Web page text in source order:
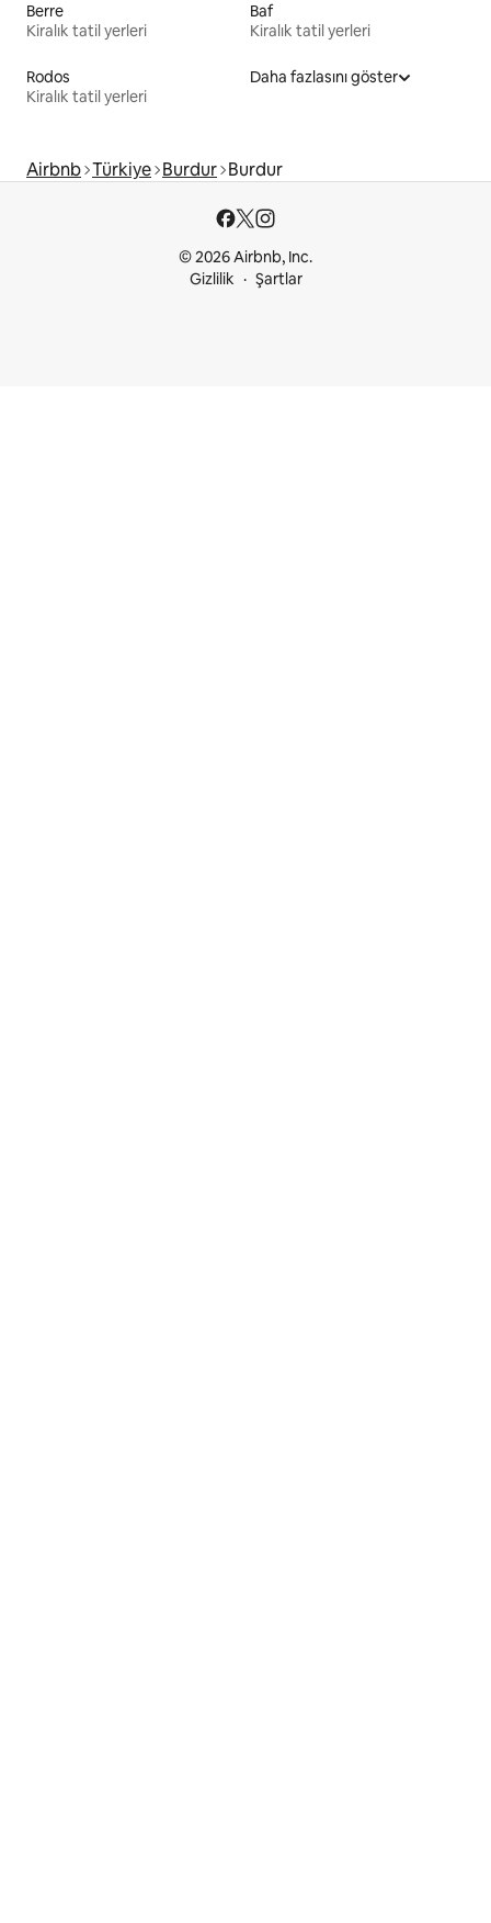
Berre
Kiralık tatil yerleri
Baf
Kiralık tatil yerleri
Rodos
Kiralık tatil yerleri
Daha fazlasını göster
Airbnb Türkiye Burdur Burdur
© 2026 Airbnb, Inc.
Gizlilik
Şartlar